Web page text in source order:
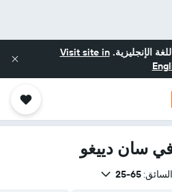
الإنجليزية.Visit site in
سان دييغو
65-25